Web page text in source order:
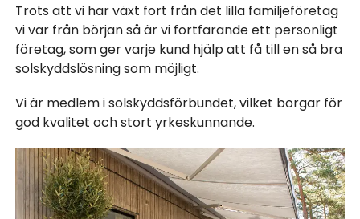
Trots att vi har växt fort från det lilla familjeföretag
vi var från början så är vi fortfarande ett personligt
företag, som ger varje kund hjälp att få till en så bra
solskyddslösning som möjligt.
Vi är medlem i solskyddsförbundet, vilket borgar för
god kvalitet och stort yrkeskunnande.